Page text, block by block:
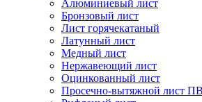
Алюминиевый лист
Бронзовый лист
Лист горячекатаный
Латунный лист
Медный лист
Нержавеющий лист
Оцинкованный лист
Просечно-вытяжной лист